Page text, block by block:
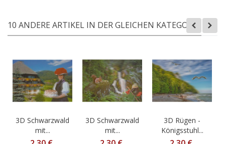
10 ANDERE ARTIKEL IN DER GLEICHEN KATEGORIE:
3D Schwarzwald
mit...
3D Schwarzwald
mit...
3D Rügen -
Königsstuhl...